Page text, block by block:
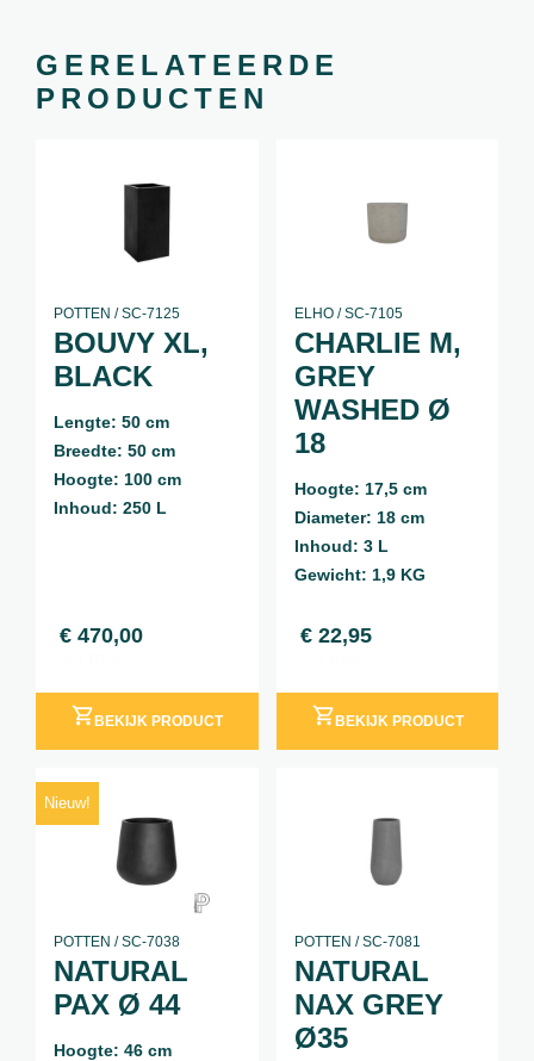
GERELATEERDE
PRODUCTEN
POTTEN / SC-7125
BOUVY XL,
BLACK
Lengte: 50 cm
Breedte: 50 cm
Hoogte: 100 cm
Inhoud: 250 L
€ 470,00
BEKIJK PRODUCT
ELHO / SC-7105
CHARLIE M,
GREY
WASHED Ø
18
Hoogte: 17,5 cm
Diameter: 18 cm
Inhoud: 3 L
Gewicht: 1,9 KG
€22,95
BEKIJK PRODUCT
Nieuw!
POTTEN / SC-7038
NATURAL
PAX Ø 44
Hoogte: 46 cm
POTTEN / SC-7081
NATURAL
NAX GREY
Ø35